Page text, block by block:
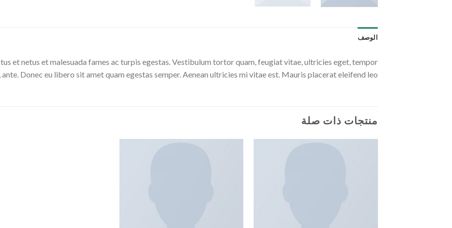
الوصف
et netus et malesuada fames ac turpis egestas. Vestibulum tortor quam, feugiat vitae, ultricies eget, tempor
Donec eu libero sit amet quam egestas semper. Aenean ultricies mi vitae est. Mauris placerat eleifend leo.
منتجات ذات صلة